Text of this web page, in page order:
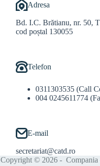
Adresa
Bd. I.C. Brătianu, nr. 50,
cod poștal 130055
Telefon
0311303535 (Call
004 0245611774
E-mail
secretariat@catd.ro
Copyright © 2026 - Compania